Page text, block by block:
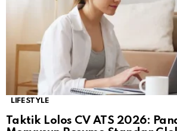
LIFESTYLE
Taktik Lolos CV ATS 2026: